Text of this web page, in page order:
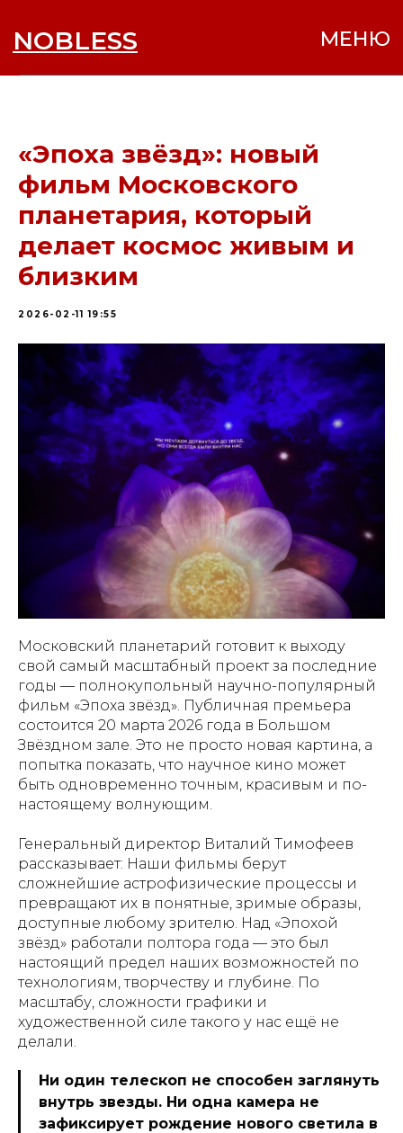
NOBLESS
«Эпоха звёзд»: новый
фильм Московского
планетария, который
делает космос живым и
близким
2026-02-11 19:55
Московский планетарий готовит к выходу
свой самый масштабный проект за последние
годы — полнокупольный научно-популярный
фильм «Эпоха звёзд». Публичная премьера
состоится 20 марта 2026 года в Большом
Звёздном зале. Это не просто новая картина, а
попытка показать, что научное кино может
быть одновременно точным, красивым и по-
настоящему волнующим.
Генеральный директор Виталий Тимофеев
рассказывает: Наши фильмы берут
сложнейшие астрофизические процессы и
превращают их в понятные, зримые образы,
доступные любому зрителю. Над «Эпохой
звёзд» работали полтора года — это был
настоящий предел наших возможностей по
технологиям, творчеству и глубине. По
масштабу, сложности графики и
художественной силе такого у нас ещё не
делали.
Ни один телескоп не способен заглянуть
внутрь звезды. Ни одна камера не
зафиксирует рождение нового светила в